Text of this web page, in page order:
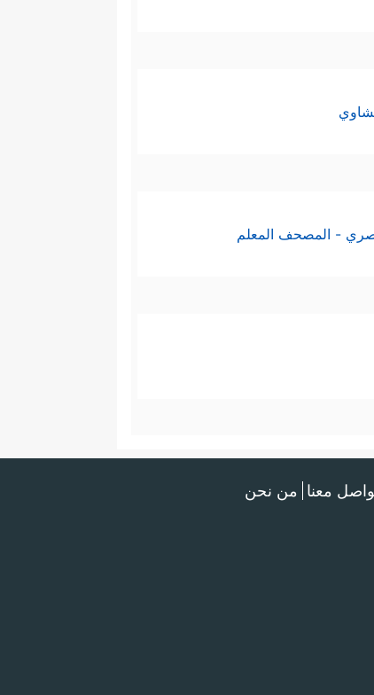
- المصحف المعلم
معنا من نحن